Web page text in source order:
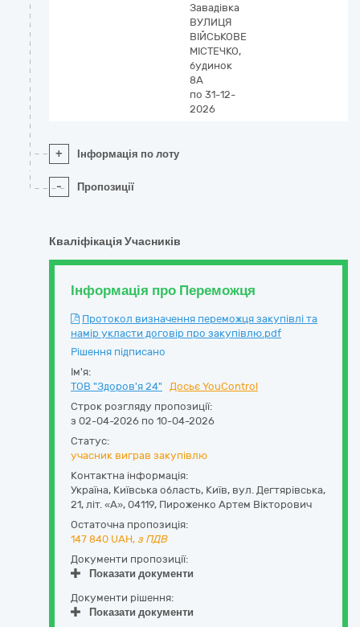
Завадівка
ВУЛИЦЯ
ВІЙСЬКОВЕ
МІСТЕЧКО,
будинок
8А
по 31-12-
2026
+ Інформація по лоту
- Пропозиції
Кваліфікація Учасників
Інформація про Переможця
Протокол визначення переможця закупівлі та
намір укласти договір про закупівлю.pdf
Рішення підписано
Ім'я:
ТОВ "Здоров'я 24"
Досьє YouControl
Строк розгляду пропозиції:
з 02-04-2026 по 10-04-2026
Статус:
учасник виграв закупівлю
Контактна інформація:
Україна, Київська область, Київ, вул. Дегтярівська,
21, літ. «А», 04119, Пироженко Артем Вікторович
Остаточна пропозиція:
147 840 UAH, з ПДВ
Документи пропозиції:
Показати документи
Документи рішення:
Показати документи